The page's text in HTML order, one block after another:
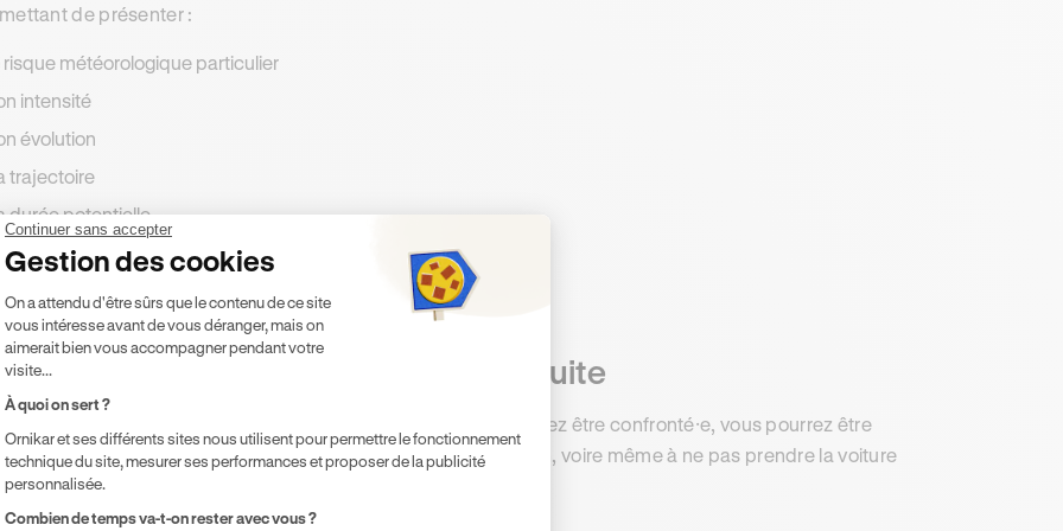
de présenter :
risque météorologique particulier
intensité
évolution
trajectoire
durée potentielle
conséquences possibles
des alertes verglas sur la conduite
de l’intensité des alertes verglas auxquelles vous pourriez être confronté⸱e, vous pourrez être
àréduire votre vitessesur les voies et à faire plus attention, voire même à ne pas prendre la voiture
Continuer sans accepter
Gestion des cookies
Plateforme de Gestion du Consentement : Personnalisez vos Options
On a attendu d'être sûrs que le contenu de ce site
vous intéresse avant de vous déranger, mais on
aimerait bien vous accompagner pendant votre
visite...
À quoi on sert ?
Ornikar et ses différents sites nous utilisent pour permettre le fonctionnement
technique du site, mesurer ses performances et proposer de la publicité
personnalisée.
Combien de temps va-t-on rester avec vous ?
Axeptio consent